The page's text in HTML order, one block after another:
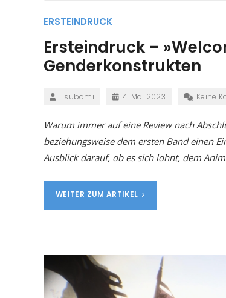
ERSTEINDRUCK
Ersteindruck –
Genderkonstrukten
Tsubomi 4. Mai 2023 Keine
Warum immer auf eine Review nach
beziehungsweise dem ersten Band einen
Ausblick darauf, ob es sich lohnt, dem
WEITER ZUM ARTIKEL